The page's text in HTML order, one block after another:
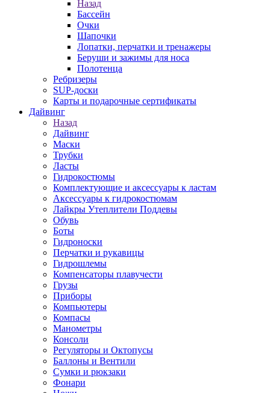
Назад
Бассейн
Очки
Шапочки
Лопатки, перчатки и тренажеры
Беруши и зажимы для носа
Полотенца
Ребризеры
SUP-доски
Карты и подарочные сертификаты
Дайвинг
Назад
Дайвинг
Маски
Трубки
Ласты
Гидрокостюмы
Комплектующие и аксессуары к ластам
Аксессуары к гидрокостюмам
Лайкры Утеплители Поддевы
Обувь
Боты
Гидроноски
Перчатки и рукавицы
Гидрошлемы
Компенсаторы плавучести
Грузы
Приборы
Компьютеры
Компасы
Манометры
Консоли
Регуляторы и Октопусы
Баллоны и Вентили
Сумки и рюкзаки
Фонари